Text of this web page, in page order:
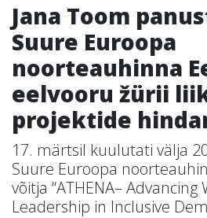
Jana Toom
Suure Euroopa
noorteauhinna
eelvooru žürii
projektide
17. märtsil kuulutati välja
Suure Euroopa
võitja “ATHENA– Advancing
Leadership in Inclusive